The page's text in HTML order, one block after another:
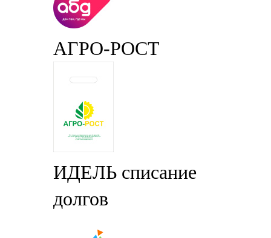
АГРО-РОСТ
ИДЕЛЬ списание
долгов